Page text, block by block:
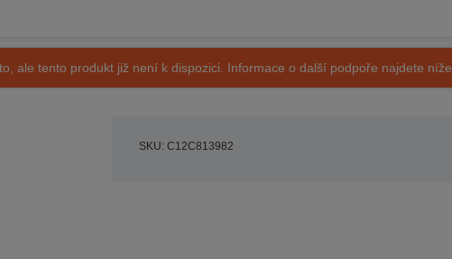
ale tento produkt již není k dispozici. Informace o další podpoře najdete níže.
SKU: C12C813982